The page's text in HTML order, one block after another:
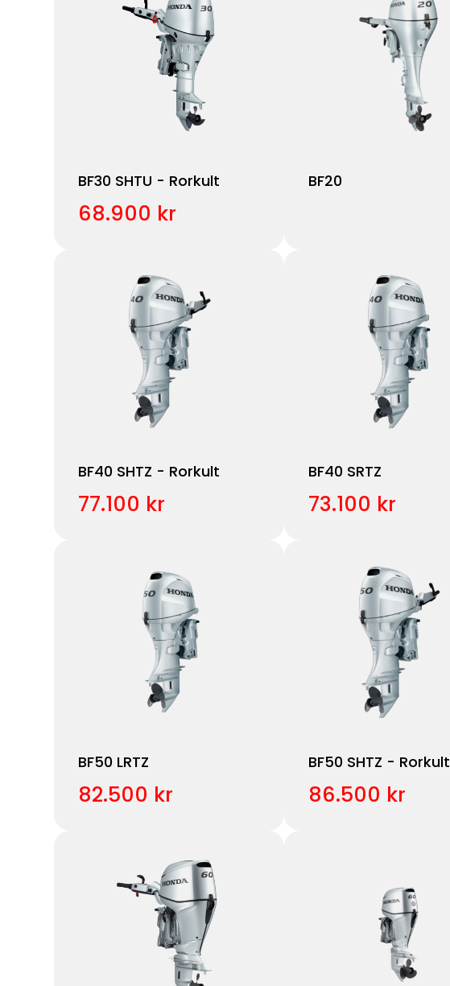
BF30 SHTU - Rorkult
68.900 kr
BF20
BF40 SHTZ - Rorkult
77.100 kr
BF40 SRTZ
73.100 kr
BF50 LRTZ
82.500 kr
BF50 SHTZ - Rorkult
86.500 kr